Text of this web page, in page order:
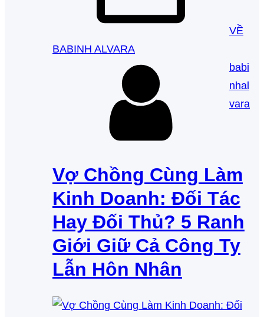
VỀ
BABINH ALVARA
babi
nhal
vara
Vợ Chồng Cùng Làm
Kinh Doanh: Đối Tác
Hay Đối Thủ? 5 Ranh
Giới Giữ Cả Công Ty
Lẫn Hôn Nhân